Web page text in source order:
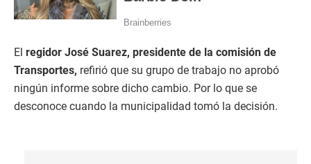
El regidor José Suarez, presidente de la comisión de
Transportes, refirió que su grupo de trabajo no aprobó
ningún informe sobre dicho cambio. Por lo que se
desconoce cuando la municipalidad tomó la decisión.